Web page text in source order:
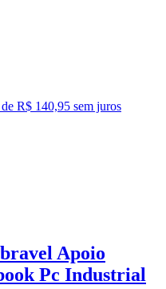
R$ 140,95 sem juros
Apoio
Pc Industrial